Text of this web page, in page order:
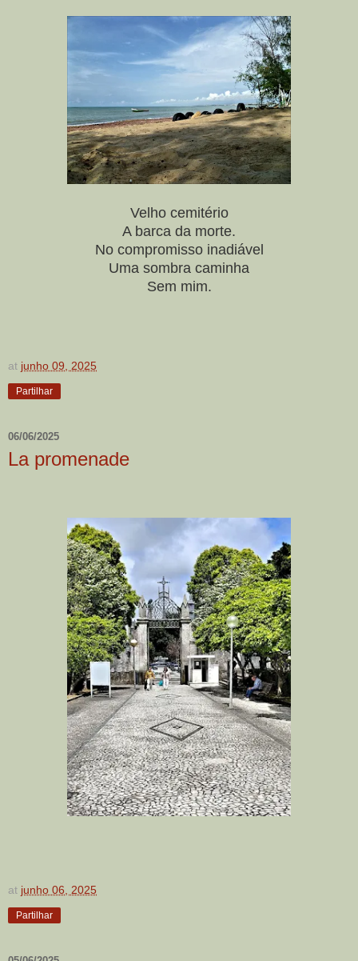
Velho cemitério
A barca da morte.
No compromisso inadiável
Uma sombra caminha
Sem mim.
at junho 09, 2025
Partilhar
06/06/2025
La promenade
at junho 06, 2025
Partilhar